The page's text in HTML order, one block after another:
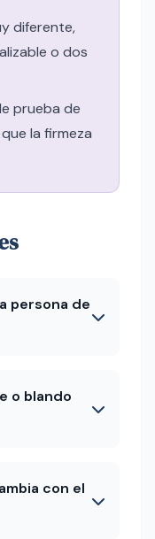
diferente,
o dos
prueba de
la firmeza
persona de
o blando
con el